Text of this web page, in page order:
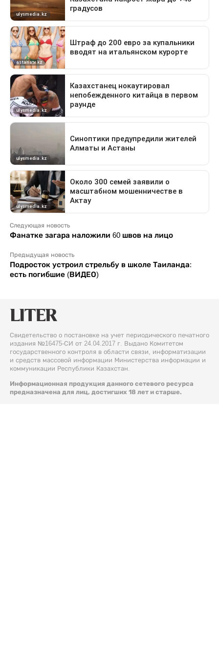
Следующая новость
Фанатке загара наложили 60 швов на лицо
Предыдущая новость
Подросток устроил стрельбу в школе Таиланда:
есть погибшие (ВИДЕО)
Свидетельство о постановке на учет периодического печатного
издания №16475-СИ от 24.04.2017 г. Выдано Комитетом
государственного контроля в области связи, информатизации
и средств массовой информации Министерства информации и
коммуникации Республики Казахстан.
Информационная продукция данного сетевого ресурса
предназначена для лиц, достигших 18 лет и старше.